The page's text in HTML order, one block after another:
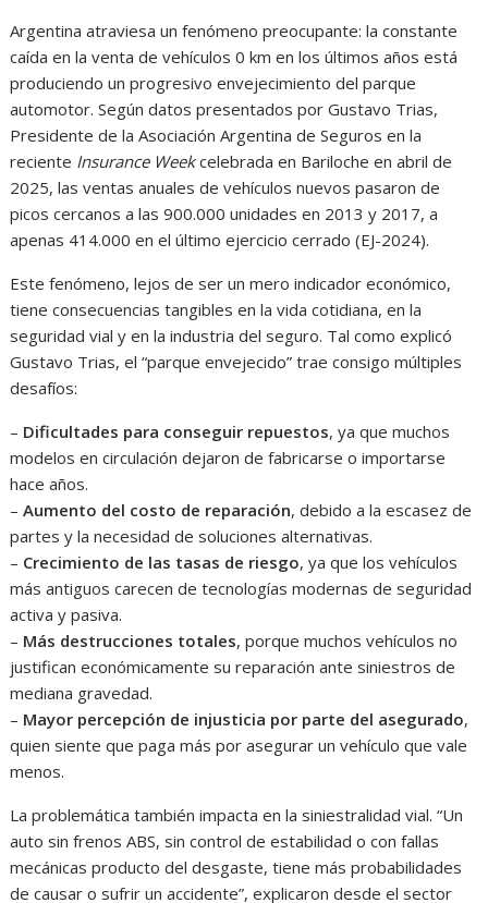
Argentina atraviesa un fenómeno preocupante: la constante
caída en la venta de vehículos 0 km en los últimos años está
produciendo un progresivo envejecimiento del parque
automotor. Según datos presentados por Gustavo Trias,
Presidente de la Asociación Argentina de Seguros en la
reciente Insurance Weekcelebrada en Bariloche en abril de
2025, las ventas anuales de vehículos nuevos pasaron de
picos cercanos a las 900.000 unidades en 2013 y 2017, a
apenas 414.000 en el último ejercicio cerrado (EJ-2024).
Este fenómeno, lejos de ser un mero indicador económico,
tiene consecuencias tangibles en la vida cotidiana, en la
seguridad vial y en la industria del seguro. Tal como explicó
Gustavo Trias, el “parque envejecido” trae consigo múltiples
desafíos:
– Dificultades para conseguir repuestos, ya que muchos
modelos en circulación dejaron de fabricarse o importarse
hace años.
–Aumento del costo de reparación, debido a la escasez de
partes y la necesidad de soluciones alternativas.
– Crecimiento de las tasas de riesgo, ya que los vehículos
más antiguos carecen de tecnologías modernas de seguridad
activa y pasiva.
– Más destrucciones totales, porque muchos vehículos no
justifican económicamente su reparación ante siniestros de
mediana gravedad.
– Mayor percepción de injusticia por parte del asegurado,
quien siente que paga más por asegurar un vehículo que vale
menos.
La problemática también impacta en la siniestralidad vial. “Un
auto sin frenos ABS, sin control de estabilidad o con fallas
mecánicas producto del desgaste, tiene más probabilidades
de causar o sufrir un accidente”, explicaron desde el sector